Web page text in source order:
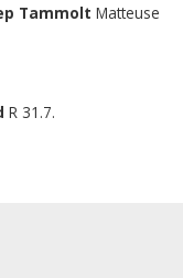
Tammolt Matteuse
R 31.7.